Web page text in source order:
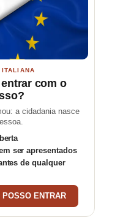
com o
a cidadania nasce
ser apresentados
de qualquer
ENTRAR